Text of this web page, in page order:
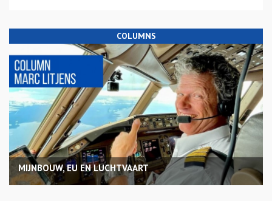
COLUMNS
MIJNBOUW, EU EN LUCHTVAART